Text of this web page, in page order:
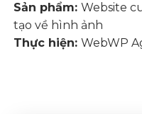
Sản phẩm:Website
tạo về hình ảnh
Thực hiện:WebWP